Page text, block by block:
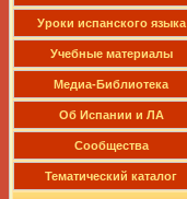
Уроки испанского языка
Учебные материалы
Медиа-Библиотека
Об Испании и ЛА
Сообщества
Тематический каталог